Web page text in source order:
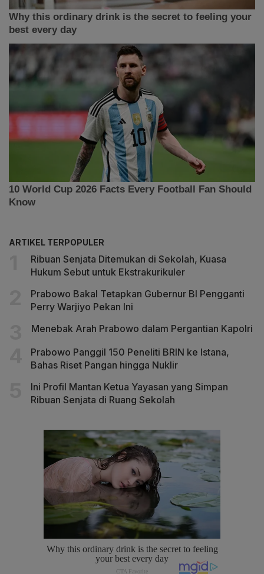
ARTIKEL TERPOPULER
Ribuan Senjata Ditemukan di Sekolah, Kuasa
Hukum Sebut untuk Ekstrakurikuler
Prabowo Bakal Tetapkan Gubernur BI Pengganti
Perry Warjiyo Pekan Ini
Menebak Arah Prabowo dalam Pergantian Kapolri
Prabowo Panggil 150 Peneliti BRIN ke Istana,
Bahas Riset Pangan hingga Nuklir
Ini Profil Mantan Ketua Yayasan yang Simpan
Ribuan Senjata di Ruang Sekolah